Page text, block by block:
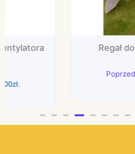
Regał do tunelu
Poprzednia najniższa